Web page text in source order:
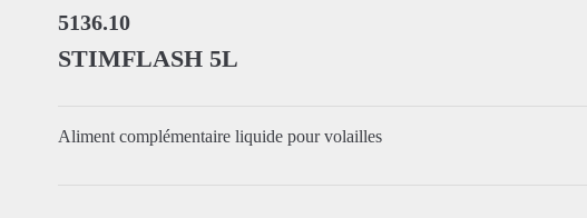
5136.10
STIMFLASH 5L
Aliment complémentaire liquide pour volailles